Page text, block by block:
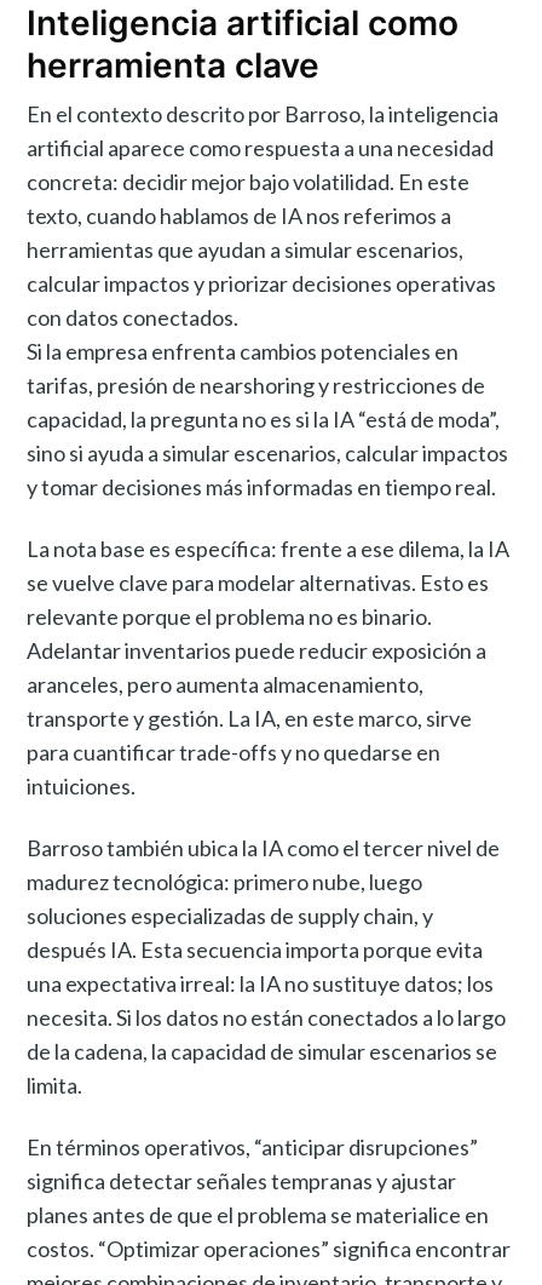
Inteligencia artificial como
herramienta clave
En el contexto descrito por Barroso, la inteligencia
artificial aparece como respuesta a una necesidad
concreta: decidir mejor bajo volatilidad. En este
texto, cuando hablamos de IA nos referimos a
herramientas que ayudan a simular escenarios,
calcular impactos y priorizar decisiones operativas
con datos conectados.
Si la empresa enfrenta cambios potenciales en
tarifas, presión de nearshoring y restricciones de
capacidad, la pregunta no es si la IA “está de moda”,
sino si ayuda a simular escenarios, calcular impactos
y tomar decisiones más informadas en tiempo real.
La nota base es específica: frente a ese dilema, la IA
se vuelve clave para modelar alternativas. Esto es
relevante porque el problema no es binario.
Adelantar inventarios puede reducir exposición a
aranceles, pero aumenta almacenamiento,
transporte y gestión. La IA, en este marco, sirve
para cuantificar trade-offs y no quedarse en
intuiciones.
Barroso también ubica la IA como el tercer nivel de
madurez tecnológica: primero nube, luego
soluciones especializadas de supply chain, y
después IA. Esta secuencia importa porque evita
una expectativa irreal: la IA no sustituye datos; los
necesita. Si los datos no están conectados a lo largo
de la cadena, la capacidad de simular escenarios se
limita.
En términos operativos, “anticipar disrupciones”
significa detectar señales tempranas y ajustar
planes antes de que el problema se materialice en
costos. “Optimizar operaciones” significa encontrar